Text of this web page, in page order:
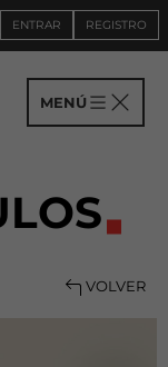
ENTRAR REGISTRO
MENÚ
VOLVER